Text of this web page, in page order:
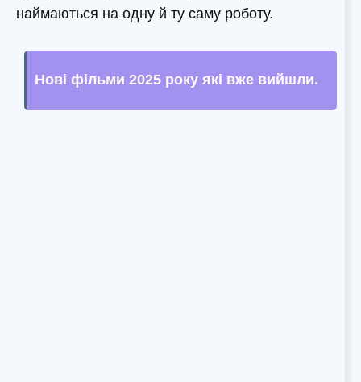
наймаються на одну й ту саму роботу.
Нові фільми 2025 року які вже вийшли.